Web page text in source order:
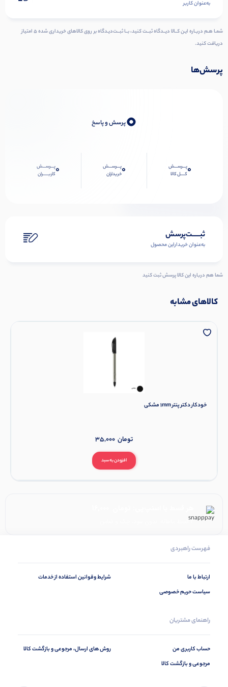
به‌عنوان کاربر
شمـا هـم دربـاره ایـن کــالا دیــدگاه ثبــت کنید، بــا ثبــت‌دیـدگاه بر روی کالاهای خریداری شده ۵ امتیاز
دریافت کنید.
پرسش‌ها
0پرسش و پاسخ
0پـــرســـش
کــــل کالا
0پـــرســـش
خریداران
0پـــرســـش
کاربـــــران
ثبـــــت‌پرسش
به‌عنوان ‌خریدار‌این‌ محصول
شما هم درباره این کالا پرسش ثبت کنید
کالاهای مشابه
خودکار دکتر پنتر 1mm مشکی
افزودن به سبد
35,000 تومان
۴ قسط ماهانه. بدون سود، چک و ضامن.
فهرست راهبردی
ارتباط با ما
سیاست حریم خصوصی
شرایط وقوانین استفاده از خدمات
راهنمای مشتریان
حساب کاربری من
مرجوعی و بازگشت کالا
روش های ارسال، مرجوعی و بازگشت کالا